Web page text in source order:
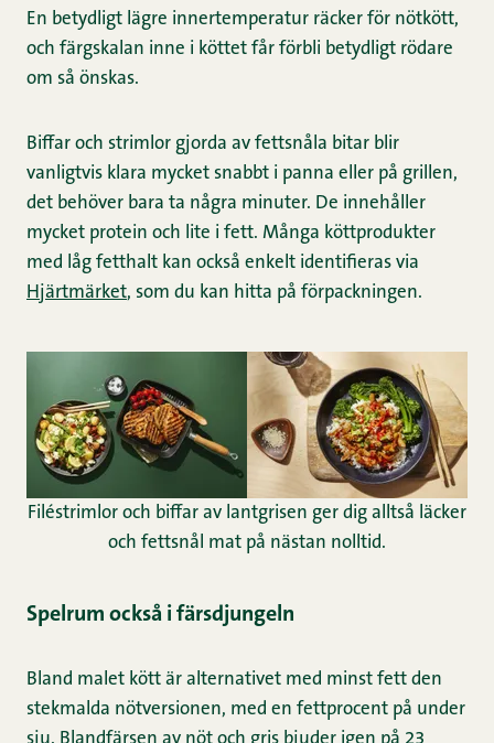
En betydligt lägre innertemperatur räcker för nötkött,
och färgskalan inne i köttet får förbli betydligt rödare
om så önskas.
Biffar och strimlor gjorda av fettsnåla bitar blir
vanligtvis klara mycket snabbt i panna eller på grillen,
det behöver bara ta några minuter. De innehåller
mycket protein och lite i fett. Många köttprodukter
med låg fetthalt kan också enkelt identifieras via
Hjärtmärket, som du kan hitta på förpackningen.
Filéstrimlor och biffar av lantgrisen ger dig alltså läcker
och fettsnål mat på nästan nolltid.
Spelrum också i färsdjungeln
Bland malet kött är alternativet med minst fett den
stekmalda nötversionen, med en fettprocent på under
sju. Blandfärsen av nöt och gris bjuder igen på 23